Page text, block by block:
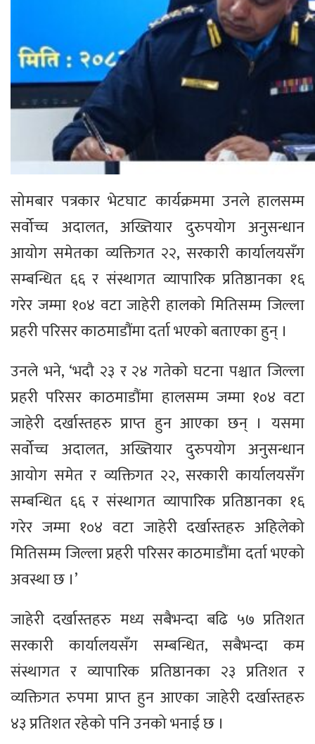
सोमबार पत्रकार भेटघाट कार्यक्रममा उनले हालसम्म
सर्वोच्च अदालत, अख्तियार दुरुपयोग अनुसन्धान
आयोग समेतका व्यक्तिगत २२, सरकारी कार्यालयसँग
सम्बन्धित ६६ र संस्थागत व्यापारिक प्रतिष्ठानका १६
गरेर जम्मा १०४ वटा जाहेरी हालको मितिसम्म जिल्ला
प्रहरी परिसर काठमाडौंमा दर्ता भएको बताएका हुन् ।
उनले भने, ‘भदौ २३ र २४ गतेको घटना पश्चात जिल्ला
प्रहरी परिसर काठमाडौंमा हालसम्म जम्मा १०४ वटा
जाहेरी दर्खास्तहरु प्राप्त हुन आएका छन् । यसमा
सर्वोच्च अदालत, अख्तियार दुरुपयोग अनुसन्धान
आयोग समेत र व्यक्तिगत २२, सरकारी कार्यालयसँग
सम्बन्धित ६६ र संस्थागत व्यापारिक प्रतिष्ठानका १६
गरेर जम्मा १०४ वटा जाहेरी दर्खास्तहरु अहिलेको
मितिसम्म जिल्ला प्रहरी परिसर काठमाडौंमा दर्ता भएको
अवस्था छ ।’
जाहेरी दर्खास्तहरु मध्य सबैभन्दा बढि ५७ प्रतिशत
सरकारी कार्यालयसँग सम्बन्धित, सबैभन्दा कम
संस्थागत र व्यापारिक प्रतिष्ठानका २३ प्रतिशत र
व्यक्तिगत रुपमा प्राप्त हुन आएका जाहेरी दर्खास्तहरु
४३ प्रतिशत रहेको पनि उनको भनाई छ ।